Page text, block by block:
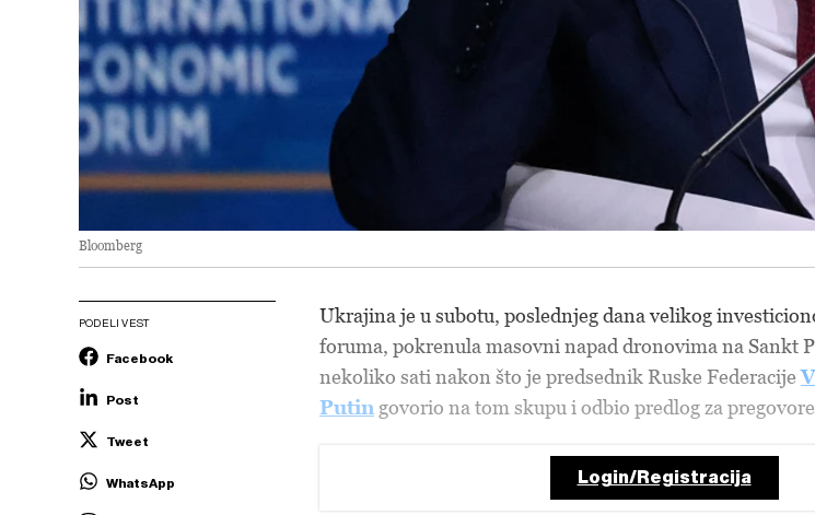
Bloomberg
PODELI VEST
Facebook
Post
Tweet
WhatsApp
Ukrajina je u subotu, poslednjeg dana velikog
foruma, pokrenula masovni napad dronovima na Sankt
nekoliko sati nakon što je predsednik Ruske Federacije
Putin govorio na tom skupu i odbio predlog za
Login/Registracija